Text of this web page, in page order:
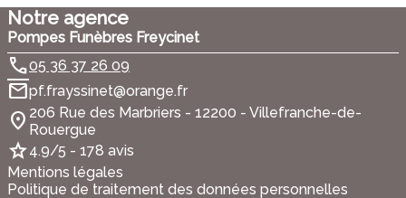
Notre agence
Pompes Funèbres Freycinet
05 36 37 26 09
pf.frayssinet@orange.fr
206 Rue des Marbriers - 12200 - Villefranche-de-
Rouergue
4.9/5 - 178 avis
Mentions légales
Politique de traitement des données personnelles